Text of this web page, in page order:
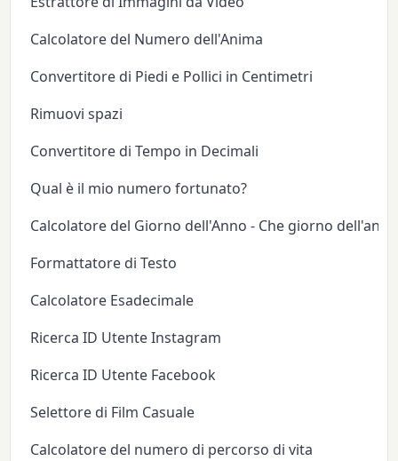
Calcolatore del Numero dell'Anima
Convertitore di Piedi e Pollici in Centimetri
Rimuovi spazi
Convertitore di Tempo in Decimali
Qual è il mio numero fortunato?
Calcolatore del Giorno dell'Anno - Che giorno
Formattatore di Testo
Calcolatore Esadecimale
Ricerca ID Utente Instagram
Ricerca ID Utente Facebook
Selettore di Film Casuale
Calcolatore del numero di percorso di vita